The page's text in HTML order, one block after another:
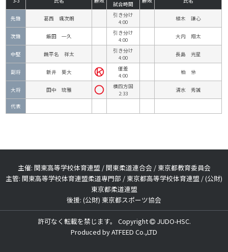
試合時間
先鋒 葛西 颯次朗
引き分け
4:00
植木 謙心
次鋒 飯田 一久
引き分け
4:00
大内 翔太
中堅 饒平名 祥太
引き分け
4:00
長島 光星
副将 新井 葵大
僅差
4:00
柏 伶
大将 田中 琉雅
横四方固
2:33
清水 秀誠
代表
主催: 関東高等学校体育連盟 / 関東柔道連合会 / 東京都教育委員会
主管: 関東高等学校体育連盟柔道専門部 / 東京都高等学校体育連盟 / (公財)
東京都柔道連盟
後援: (公財) 東京都スポーツ協会
許可なく転載を禁じます。 Copyright
JUDO-HSC.
Produced byATFEED Co.,LTD